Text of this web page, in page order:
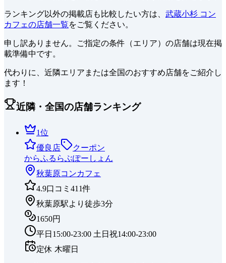
ランキング以外の掲載店も比較したい方は、 武蔵小杉 コン
カフェの店舗一覧をご覧ください。
申し訳ありません。ご指定の条件（エリア）の店舗は現在掲
載準備中です。
代わりに、近隣エリアまたは全国のおすすめ店舗をご紹介し
ます！
近隣・全国の店舗ランキング
1位
優良店
クーポン
からふるらぶぽーしょん
秋葉原コンカフェ
4.9口コミ 411件
秋葉原駅より徒歩3分
1650円
平日15:00-23:00 土日祝14:00-23:00
定休 木曜日